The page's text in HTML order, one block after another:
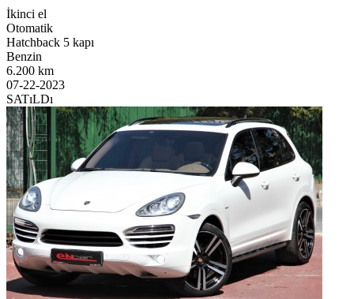
İkinci el
Otomatik
Hatchback 5 kapı
Benzin
6.200 km
07-22-2023
SATıLDı